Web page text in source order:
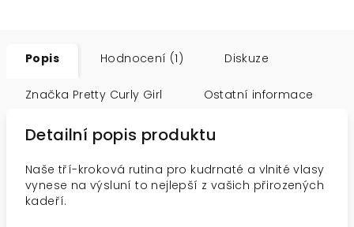
Popis Hodnocení (1) Diskuze
Značka Pretty Curly Girl Ostatní informace
Detailní popis produktu
Naše tří-kroková rutina pro kudrnaté a vlnité vlasy
vynese na výsluní to nejlepší z vašich přirozených
kadeří.